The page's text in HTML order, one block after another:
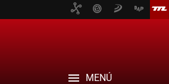
MENÚ